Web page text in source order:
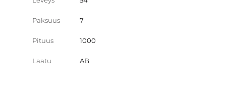
Paksuus 7
Pituus 1000
Laatu AB